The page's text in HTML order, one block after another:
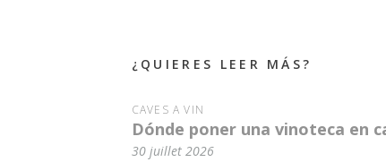
¿QUIERES LEER MÁS?
CAVES À VIN
Dónde poner una vinoteca en
30 juillet 2026